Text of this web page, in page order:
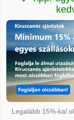
Legalább 15%-kal